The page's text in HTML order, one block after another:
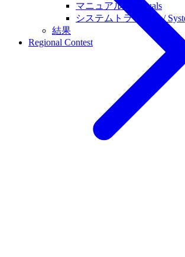
マニュアル / Manuals
システムトライアル /
結果
Regional Contest